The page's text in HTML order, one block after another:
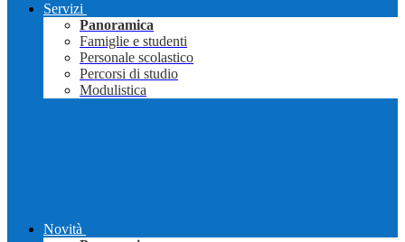
Servizi
Panoramica
Famiglie e studenti
Personale scolastico
Percorsi di studio
Modulistica
Novità